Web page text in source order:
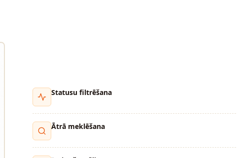
Statusu filtrēšana
Ātrā meklēšana